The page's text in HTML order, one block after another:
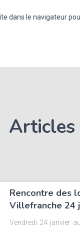
dans le navigateur
Articles
Rencontre des
Villefranche 24
Vendredi 24 janvier